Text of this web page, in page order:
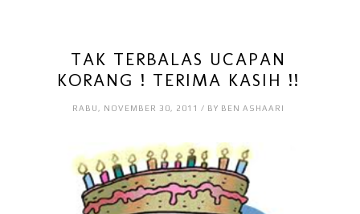
TAK TERBALAS UCAPAN
KORANG ! TERIMA KASIH !!
RABU, NOVEMBER 30, 2011 / BY BEN ASHAARI